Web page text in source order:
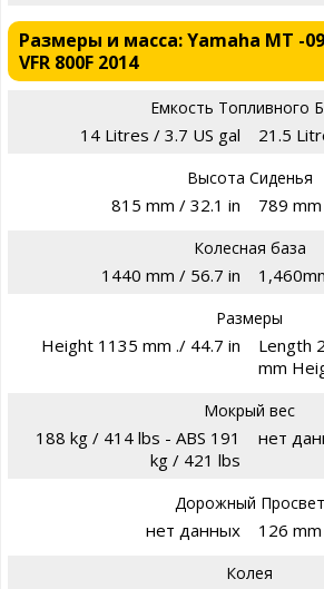
Размеры и масса: Yamaha MT -
VFR 800F 2014
Емкость Топливного
14 Litres / 3.7 US gal 21.5
Высота Сиденья
815 mm / 32.1 in 789
Колесная база
1440 mm / 56.7 in
Размеры
Height 1135 mm ./ 44.7 in
Length
mm
Мокрый вес
188 kg / 414 lbs - ABS 191
kg / 421 lbs
нет
Дорожный Просвет
нет данных 126 mm
Колея